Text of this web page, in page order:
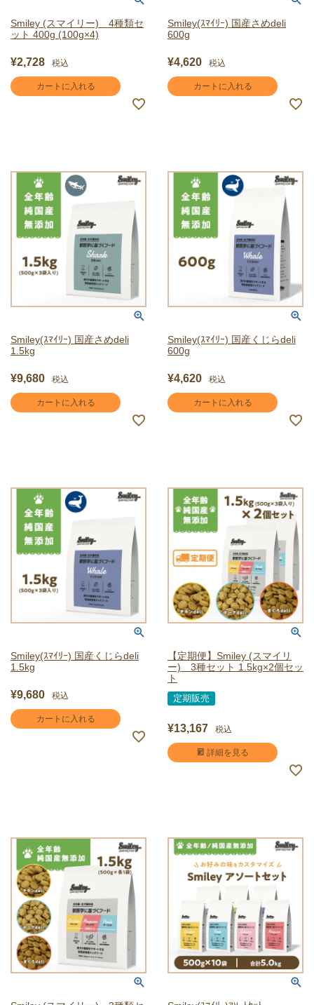
Smiley (スマイリー) 4種類セ
ット 400g (100g×4)
¥2,728 税込
カートに入れる
Smiley(ｽﾏｲﾘｰ) 国産さめdeli
600g
¥4,620 税込
カートに入れる
Smiley(ｽﾏｲﾘｰ) 国産さめdeli
1.5kg
¥9,680 税込
カートに入れる
Smiley(ｽﾏｲﾘｰ) 国産くじらdeli
600g
¥4,620 税込
カートに入れる
Smiley(ｽﾏｲﾘｰ) 国産くじらdeli
1.5kg
¥9,680 税込
カートに入れる
【定期便】Smiley (スマイリ
ー) 3種セット 1.5kg×2個セッ
ト
定期販売
¥13,167 税込
詳細を見る